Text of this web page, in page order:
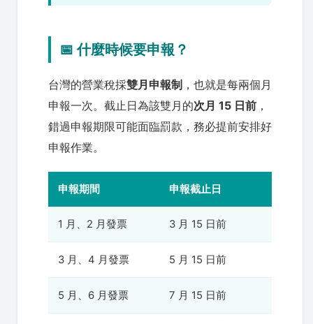
📅 什麼時候要申報？
台灣的營業稅採雙月申報制 ，也就是每兩個月
申報一次。截止日為該雙月的次月 15 日前 ，
錯過申報期限可能面臨罰款，務必提前安排好
申報作業。
申報期間 申報截止日
1 月、2 月發票 3 月 15 日前
3 月、4 月發票 5 月 15 日前
5 月、6 月發票 7 月 15 日前